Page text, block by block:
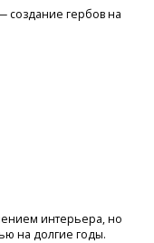
создание гербов на
интерьера, но
на долгие годы.